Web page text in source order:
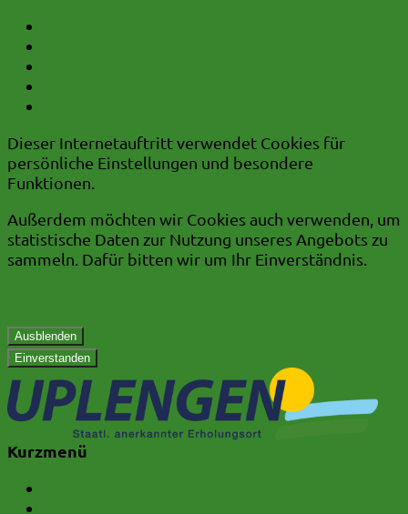
Dieser Internetauftritt verwendet Cookies für
persönliche Einstellungen und besondere
Funktionen.
Außerdem möchten wir Cookies auch verwenden, um
statistische Daten zur Nutzung unseres Angebots zu
sammeln. Dafür bitten wir um Ihr Einverständnis.
Ausblenden
Einverstanden
Kurzmenü